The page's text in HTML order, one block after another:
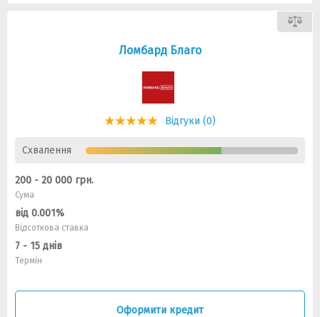
Ломбард Благо
Відгуки (0)
Схвалення
200 - 20 000 грн.
Сума
від 0.001%
Відсоткова ставка
7 - 15 днів
Термін
Оформити кредит